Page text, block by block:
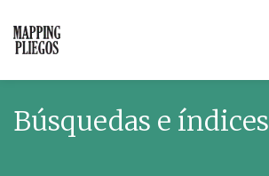
Búsquedas e índices